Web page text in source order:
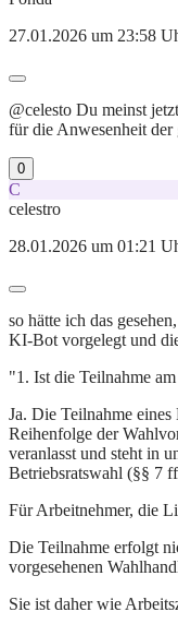
27.01.2026 um 23:58
@celesto Du meinst
für die Anwesenheit der
0
C
celestro
28.01.2026 um 01:21
so hätte ich das
KI-Bot vorgelegt und
"1. Ist die Teilnahme
Ja. Die Teilnahme
Reihenfolge der
veranlasst und steht in
Betriebsratswahl (§§ 7
Für Arbeitnehmer, die
Die Teilnahme erfolgt
vorgesehenen
Sie ist daher wie